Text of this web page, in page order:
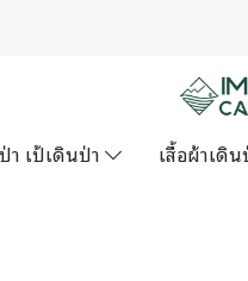
า เป้เดินป่า เสื้อผ้าเดิน